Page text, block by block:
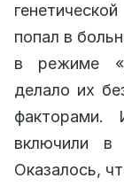
попал в
в режиме
делало их
факторами.
включили в
Оказалось,